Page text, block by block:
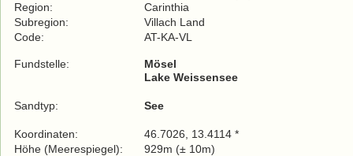
Region:
Carinthia
Subregion:
Villach Land
Code:
AT-KA-VL
Fundstelle:
Mösel
Lake Weissensee
Sandtyp: See
Koordinaten:
46.7026, 13.4114 *
Höhe (Meerespiegel):
929m (± 10m)